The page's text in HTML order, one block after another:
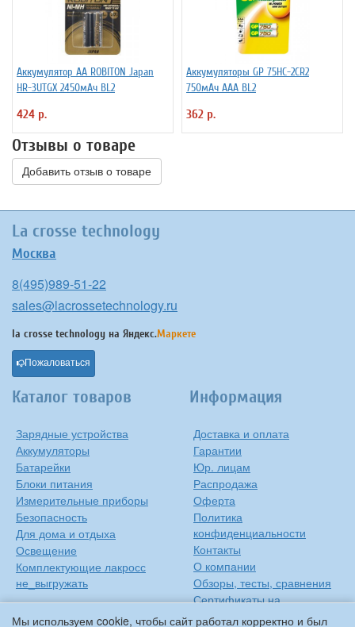
Мы используем cookie, чтобы сайт работал корректно и был
Аккумулятор АА ROBITON Japan
HR-3UTGX 2450мАч BL2
424 р.
Аккумуляторы GP 75HC-2CR2
750мАч ААА BL2
362 р.
Отзывы о товаре
Добавить отзыв о товаре
La crosse technology
Москва
8(495)989-51-22
sales@lacrossetechnology.ru
la crosse technology на Яндекс.Маркете
Пожаловаться
Каталог товаров
Зарядные устройства
Аккумуляторы
Батарейки
Блоки питания
Измерительные приборы
Безопасность
Для дома и отдыха
Освещение
Комплектующие лакросс
не_выгружать
Информация
Доставка и оплата
Гарантии
Юр. лицам
Распродажа
Оферта
Политика
конфиденциальности
Контакты
О компании
Обзоры, тесты, сравнения
Сертификаты на
продукцию